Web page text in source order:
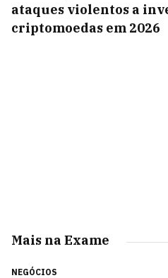
ataques violentos a
criptomoedas em 2026
Mais na Exame
NEGÓCIOS